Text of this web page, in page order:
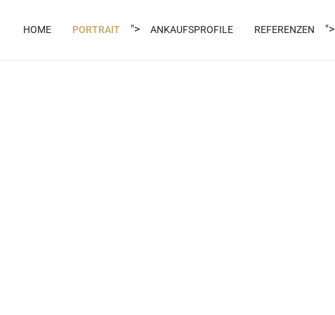
HOME PORTRAIT "> ANKAUFSPROFILE REFERENZEN ">